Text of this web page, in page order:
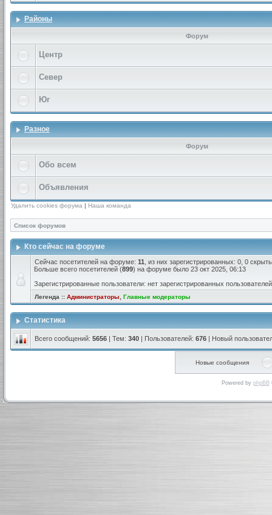
Районы
Форум
Центр
Север
Юг
Разное
Форум
Обо всем
Объявления
Удалить cookies форума | Наша команда
Список форумов
Кто сейчас на форуме
Сейчас посетителей на форуме: 11 , из них зарегистрированных: 0, 0
Больше всего посетителей (899) на форуме было 23 окт 2025, 06:13
Зарегистрированные пользователи: нет зарегистрированных пользователей
Легенда :: Администраторы Главные модераторы
Статистика
Всего сообщений: 5656 | Тем: 340 | Пользователей: 676 | Новый
Новые сообщения
Powered by phpBB